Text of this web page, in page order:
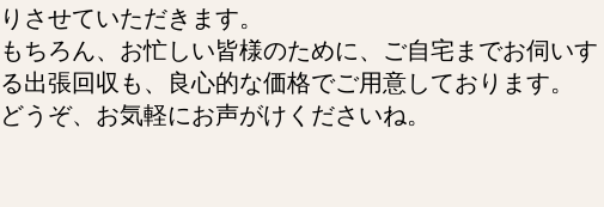
りさせていただきます。
もちろん、お忙しい皆様のために、ご自宅までお伺いす
る出張回収も、良心的な価格でご用意しております。
どうぞ、お気軽にお声がけくださいね。